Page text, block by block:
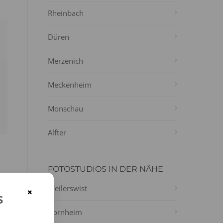
Rheinbach
Düren
Merzenich
Meckenheim
Monschau
Alfter
FOTOSTUDIOS IN DER NÄHE
Weilerswist
Bornheim
×